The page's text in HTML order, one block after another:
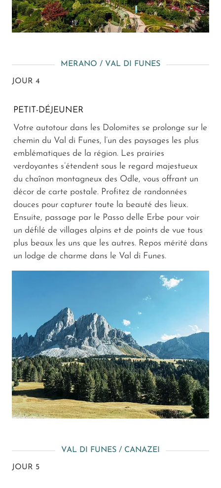
MERANO / VAL DI FUNES
JOUR 4
PETIT-DÉJEUNER
Votre autotour dans les Dolomites se prolonge sur le
chemin du Val di Funes, l’un des paysages les plus
emblématiques de la région. Les prairies
verdoyantes s’étendent sous le regard majestueux
du chaînon montagneux des Odle, vous offrant un
décor de carte postale. Profitez de randonnées
douces pour capturer toute la beauté des lieux.
Ensuite, passage par le Passo delle Erbe pour voir
un défilé de villages alpins et de points de vue tous
plus beaux les uns que les autres. Repos mérité dans
un lodge de charme dans le Val di Funes.
VAL DI FUNES / CANAZEI
JOUR 5